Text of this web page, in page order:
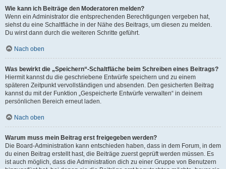
Wie kann ich Beiträge den Moderatoren melden?
Wenn ein Administrator die entsprechenden Berechtigungen vergeben hat,
siehst du eine Schaltfläche in der Nähe des Beitrags, um diesen zu melden.
Du wirst dann durch die weiteren Schritte geführt.
Nach oben
Was bewirkt die „Speichern“-Schaltfläche beim Schreiben eines Beitrags?
Hiermit kannst du die geschriebene Entwürfe speichern und zu einem
späteren Zeitpunkt vervollständigen und absenden. Den gesicherten Beitrag
kannst du mit der Funktion „Gespeicherte Entwürfe verwalten“ in deinem
persönlichen Bereich erneut laden.
Nach oben
Warum muss mein Beitrag erst freigegeben werden?
Die Board-Administration kann entschieden haben, dass in dem Forum, in dem
du einen Beitrag erstellt hast, die Beiträge zuerst geprüft werden müssen. Es
ist auch möglich, dass die Administration dich zu einer Gruppe von Benutzern